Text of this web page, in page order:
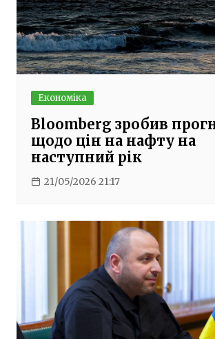
Економіка
Bloomberg зробив
щодо цін на нафту на
наступний рік
21/05/2026 21:17